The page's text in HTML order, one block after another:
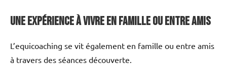
Une expérience à vivre en famille ou entre amis
L’equicoaching se vit également en famille ou entre amis
à travers des séances découverte.